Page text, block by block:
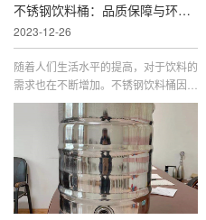
不锈钢饮料桶：品质保障与环保理念
2023-12-26
随着人们生活水平的提高，对于饮料的
需求也在不断增加。不锈钢饮料桶因其
优越的品质和环保理念逐渐受到消费者
的青睐。本文将从不锈钢饮料桶的材质
特性、制作工艺、品质保障以及环保优
势等方面进行详细介绍。1. 不锈钢饮
料桶的材质特性1.1 不锈钢的选用不锈
钢饮料桶主要采用不锈钢作为材质。不
锈钢具有耐腐蚀、抗氧化、耐高温...